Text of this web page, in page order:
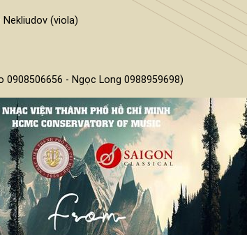
(viola)
0908506656 - Ngọc Long 0988959698)